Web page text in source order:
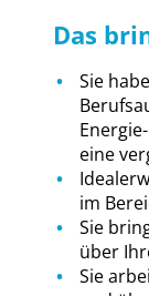
Das
Sie
eine
im
Sie
über
Sie